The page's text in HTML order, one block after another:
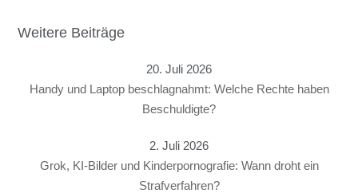
Weitere Beiträge
20. Juli 2026
Handy und Laptop beschlagnahmt: Welche Rechte haben
Beschuldigte?
2. Juli 2026
Grok, KI-Bilder und Kinderpornografie: Wann droht ein
Strafverfahren?